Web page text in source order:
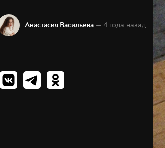
Анастасия Васильева — 4 года назад